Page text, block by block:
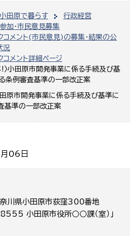
小田原で暮らす
行政経営
加・市民意見募集
コメント(市民意見)の募集・結果の公
況
コメント詳細ページ
!〉小田原市開発事業に係る手続及び基
条例審査基準の一部改正案
田原市開発事業に係る手続及び基準に
基準の一部改正案
06日
県小田原市荻窪300番地
小田原市役所○○課（室）」